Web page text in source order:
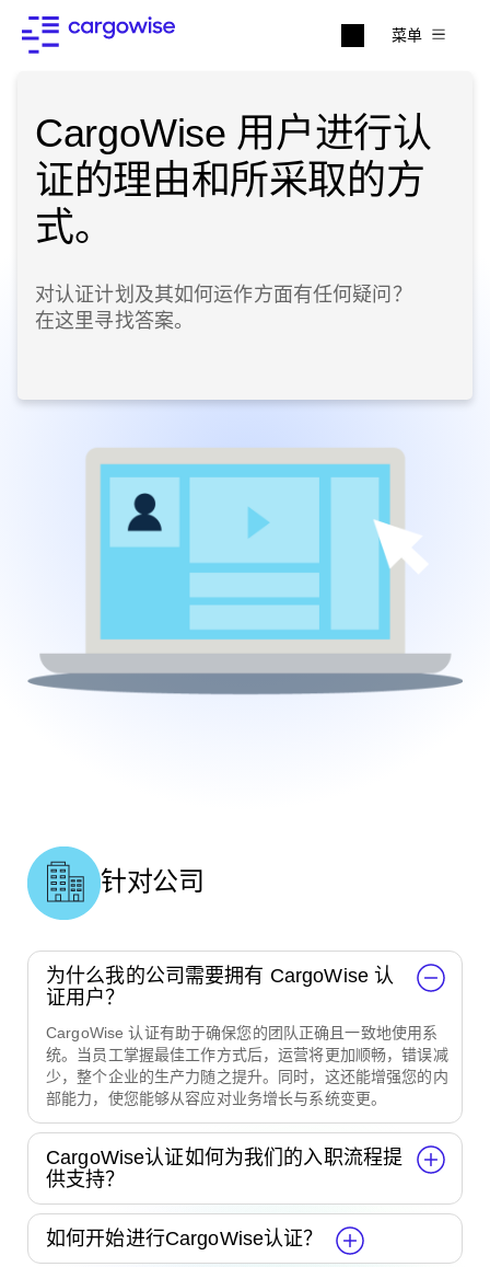
菜单
CargoWise 用户进行认
证的理由和所采取的方
式。
对认证计划及其如何运作方面有任何疑问？
在这里寻找答案。
针对公司
为什么我的公司需要拥有 CargoWise 认
证用户？
CargoWise 认证有助于确保您的团队正确且一致地使用系
统。当员工掌握最佳工作方式后，运营将更加顺畅，错误减
少，整个企业的生产力随之提升。同时，这还能增强您的内
部能力，使您能够从容应对业务增长与系统变更。
CargoWise认证如何为我们的入职流程提
供支持？
如何开始进行CargoWise认证？